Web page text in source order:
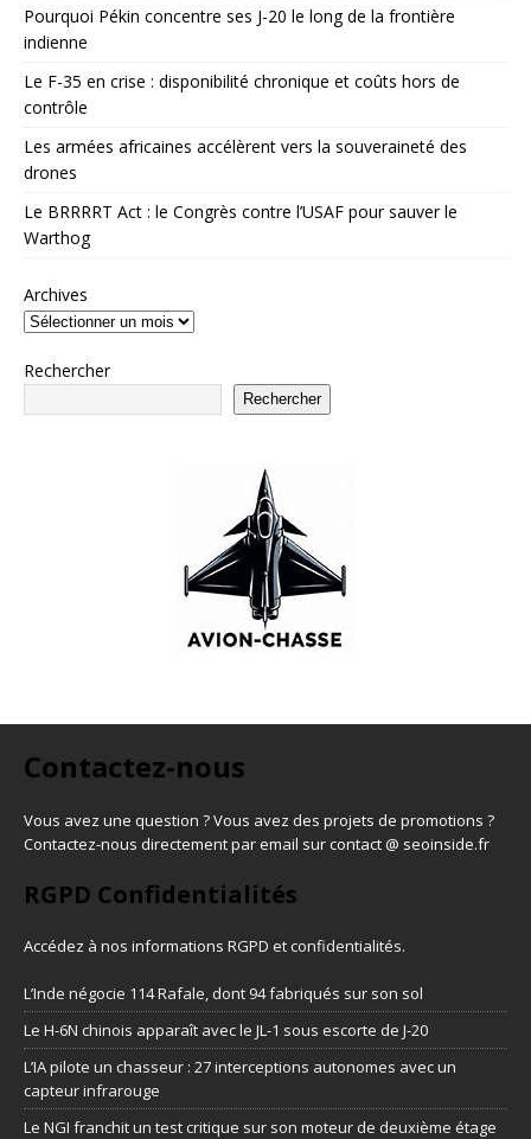
Pourquoi Pékin concentre ses J-20 le long de la frontière
indienne
Le F-35 en crise : disponibilité chronique et coûts hors de
contrôle
Les armées africaines accélèrent vers la souveraineté des
drones
Le BRRRRT Act : le Congrès contre l’USAF pour sauver le
Warthog
Archives
Rechercher
Rechercher
Contactez-nous
Vous avez une question ? Vous avez des projets de promotions ?
Contactez-nous directement par email sur contact @ seoinside.fr
RGPD Confidentialités
Accédez à nos informations RGPD et confidentialités.
L’Inde négocie 114 Rafale, dont 94 fabriqués sur son sol
Le H-6N chinois apparaît avec le JL-1 sous escorte de J-20
L’IA pilote un chasseur : 27 interceptions autonomes avec un
capteur infrarouge
Le NGI franchit un test critique sur son moteur de deuxième étage